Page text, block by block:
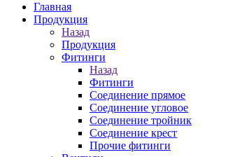
Главная
Продукция
Назад
Продукция
Фитинги
Назад
Фитинги
Соединение прямое
Соединение угловое
Соединение тройник
Соединение крест
Прочие фитинги